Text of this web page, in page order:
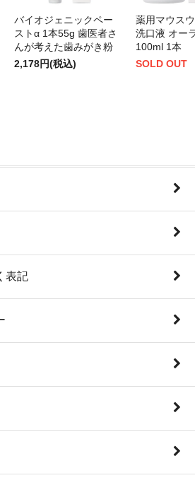
バイオジェニックペー
ストα 1本55g 歯医者さ
んが考えた歯みがき粉
2,178円(税込)
薬用マウス
洗口液 オー
100ml 1本
SOLD OUT
表記